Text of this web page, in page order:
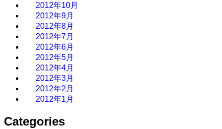
2012年10月
2012年9月
2012年8月
2012年7月
2012年6月
2012年5月
2012年4月
2012年3月
2012年2月
2012年1月
Categories